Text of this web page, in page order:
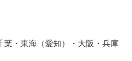
葉・東海（愛知）・大阪・兵庫